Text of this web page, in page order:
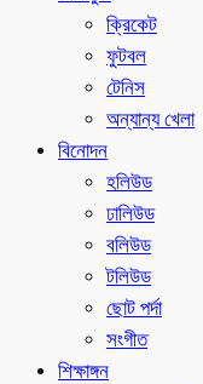
ক্রিকেট
ফুটবল
টেনিস
অন্যান্য খেলা
বিনোদন
হলিউড
ঢালিউড
বলিউড
টলিউড
ছোট পর্দা
সংগীত
শিক্ষাঙ্গন